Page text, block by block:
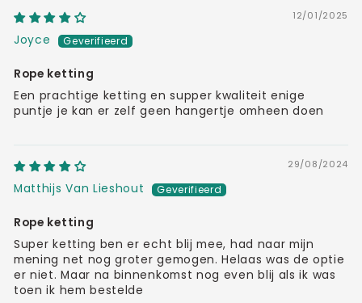
12/01/2025
Joyce
Rope ketting
Een prachtige ketting en supper kwaliteit enige
puntje je kan er zelf geen hangertje omheen doen
29/08/2024
Matthijs Van Lieshout
Rope ketting
Super ketting ben er echt blij mee, had naar mijn
mening net nog groter gemogen. Helaas was de optie
er niet. Maar na binnenkomst nog even blij als ik was
toen ik hem bestelde